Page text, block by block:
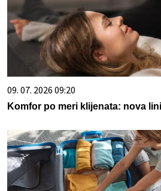
09. 07. 2026 09:20
Komfor po meri klijenata: nova